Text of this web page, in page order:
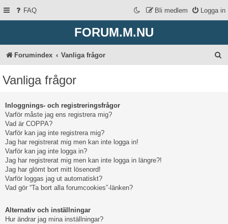
FAQ Logga in
Bli medlem
FORUM.M.NU
Forumindex Vanliga frågor
Vanliga frågor
Inloggnings- och registreringsfrågor
Varför måste jag ens registrera mig?
Vad är COPPA?
Varför kan jag inte registrera mig?
Jag har registrerat mig men kan inte logga in!
Varför kan jag inte logga in?
Jag har registrerat mig men kan inte logga in längre?!
Jag har glömt bort mitt lösenord!
Varför loggas jag ut automatiskt?
Vad gör “Ta bort alla forumcookies”-länken?
Alternativ och inställningar
Hur ändrar jag mina inställningar?